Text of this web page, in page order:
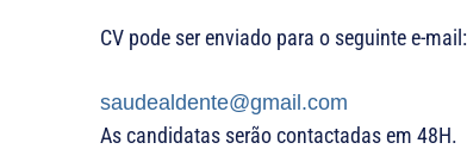
CV pode ser enviado para o seguinte e-mail:
saudealdente@gmail.com
As candidatas serão contactadas em 48H.